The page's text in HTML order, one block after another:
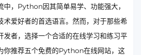
中，Python因其简单易学、功能强大，
术爱好者的首选语言。然而，对于那些希
发者，选择一个合适的在线学习和练习平
你推荐五个免费的Python在线网站，这